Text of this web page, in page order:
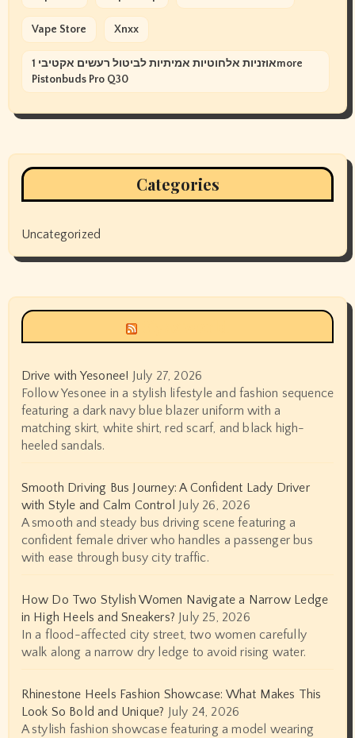
Vape Store Xnxx
אוזניות אלחוטיות אמיתיות לביטול רעשים אקטיבי 1more
Pistonbuds Pro Q30
Categories
Uncategorized
Drive with Yesonee! July 27, 2026
Follow Yesonee in a stylish lifestyle and fashion sequence
featuring a dark navy blue blazer uniform with a
matching skirt, white shirt, red scarf, and black high-
heeled sandals.
Smooth Driving Bus Journey: A Confident Lady Driver
with Style and Calm Control July 26, 2026
A smooth and steady bus driving scene featuring a
confident female driver who handles a passenger bus
with ease through busy city traffic.
How Do Two Stylish Women Navigate a Narrow Ledge
in High Heels and Sneakers? July 25, 2026
In a flood-affected city street, two women carefully
walk along a narrow dry ledge to avoid rising water.
Rhinestone Heels Fashion Showcase: What Makes This
Look So Bold and Unique? July 24, 2026
A stylish fashion showcase featuring a model wearing